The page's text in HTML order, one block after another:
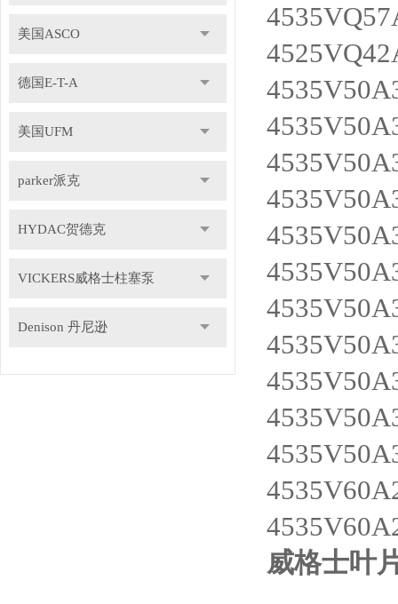
美国ASCO
德国E-T-A
美国UFM
parker派克
HYDAC贺德克
VICKERS威格士柱塞泵
Denison 丹尼逊
威格士叶